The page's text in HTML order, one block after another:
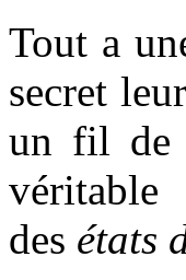
Tout a
secret
un fil de
des états